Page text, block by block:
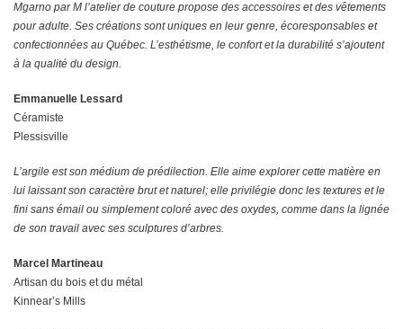
Mgarno par M l’atelier de couture propose des accessoires et des vêtements
pour adulte. Ses créations sont uniques en leur genre, écoresponsables et
confectionnées au Québec. L’esthétisme, le confort et la durabilité s’ajoutent
à la qualité du design.
Emmanuelle Lessard
Céramiste
Plessisville
L’argile est son médium de prédilection. Elle aime explorer cette matière en
lui laissant son caractère brut et naturel; elle privilégie donc les textures et le
fini sans émail ou simplement coloré avec des oxydes, comme dans la lignée
de son travail avec ses sculptures d’arbres.
Marcel Martineau
Artisan du bois et du métal
Kinnear’s Mills